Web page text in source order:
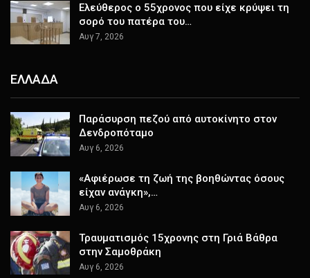
Ελεύθερος ο 55χρονος που είχε κρύψει τη
σορό του πατέρα του…
Αυγ 7, 2026
ΕΛΛΑΔΑ
Παράσυρση πεζού από αυτοκίνητο στον
Δενδροπόταμο
Αυγ 6, 2026
«Αφιέρωσε τη ζωή της βοηθώντας όσους
είχαν ανάγκη»,…
Αυγ 6, 2026
Τραυματισμός 15χρονης στη Γριά Βάθρα
στην Σαμοθράκη
Αυγ 6, 2026